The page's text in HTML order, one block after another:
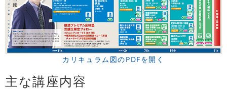
カリキュラム図のPDFを開く
主な講座内容